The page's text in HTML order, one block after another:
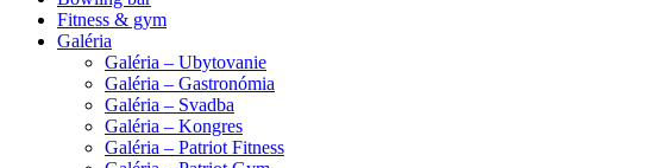
Fitness & gym
Galéria
Galéria – Ubytovanie
Galéria – Gastronómia
Galéria – Svadba
Galéria – Kongres
Galéria – Patriot Fitness